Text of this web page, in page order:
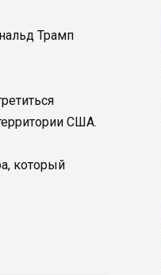
Трамп
США.
который